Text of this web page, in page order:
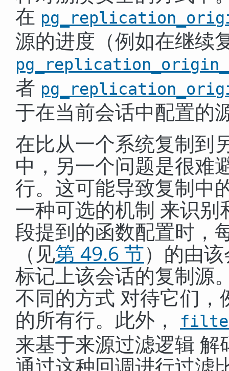
在
源的进度（例如在继续
者
于在当前会话中配置的
在比从一个系统复制到
中，另一个问题是很难
行。这可能导致复制中
一种可选的机制 来识
段提到的函数配置时，
（见第 49.6 节）的由
标记上该会话的复制源
不同的方式 对待它们
的所有行。此外，
来基于来源过滤逻辑